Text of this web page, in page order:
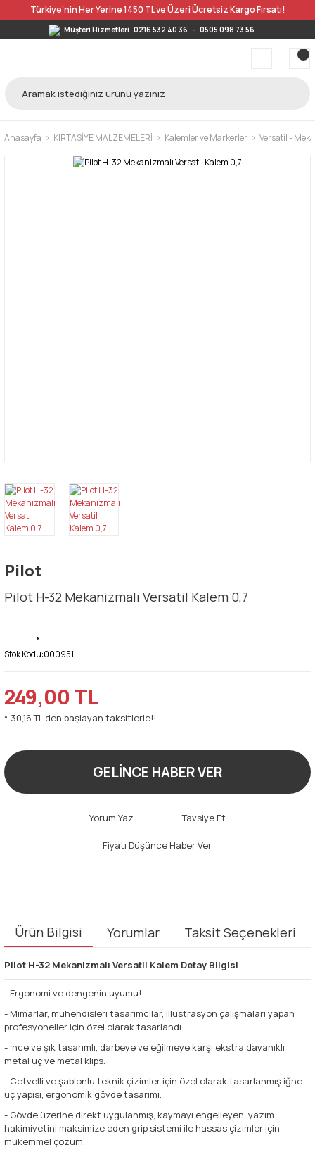
Türkiye’nin Her Yerine 1450 TL ve Üzeri Ücretsiz Kargo Fırsatı!
Müşteri Hizmetleri 0216 532 40 36 - 0505 098 73 56
Anasayfa KIRTASİYE MALZEMELERİ Kalemler ve Markerler Versatil -
Pilot
Pilot H-32 Mekanizmalı Versatil Kalem 0,7
Stok Kodu:000951
249,00 TL
* 30,16 TL den başlayan taksitlerle!!
GELİNCE HABER VER
Yorum Yaz Tavsiye Et
Fiyatı Düşünce Haber Ver
Ürün Bilgisi Yorumlar Taksit Seçenekleri
Pilot H-32 Mekanizmalı Versatil Kalem Detay Bilgisi
- Ergonomi ve dengenin uyumu!
- Mimarlar, mühendisleri tasarımcılar, illüstrasyon çalışmaları yapan
profesyoneller için özel olarak tasarlandı.
- İnce ve şık tasarımlı, darbeye ve eğilmeye karşı ekstra dayanıklı
metal uç ve metal klips.
- Cetvelli ve şablonlu teknik çizimler için özel olarak tasarlanmış iğne
uç yapısı, ergonomik gövde tasarımı.
- Gövde üzerine direkt uygulanmış, kaymayı engelleyen, yazım
hakimiyetini maksimize eden grip sistemi ile hassas çizimler için
mükemmel çözüm.